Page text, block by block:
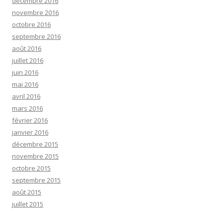
novembre 2016
octobre 2016
septembre 2016
août 2016
juillet 2016
juin 2016
mai 2016
avril 2016
mars 2016
février 2016
janvier 2016
décembre 2015
novembre 2015
octobre 2015
septembre 2015
août 2015
juillet 2015